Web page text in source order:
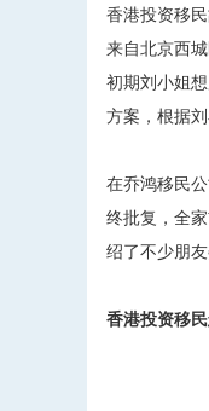
香港投资移
来自北京西
初期刘小姐
方案，根据
在乔鸿移民
终批复，全
绍了不少朋
香港投资移